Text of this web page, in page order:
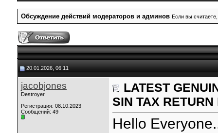
Обсуждение действий модераторов и админов Если вы
20.01.2026, 06:11
jacobjones
Destroyer
Регистрация: 08.10.2023
Сообщений: 49
LATEST
SIN TAX
Hello